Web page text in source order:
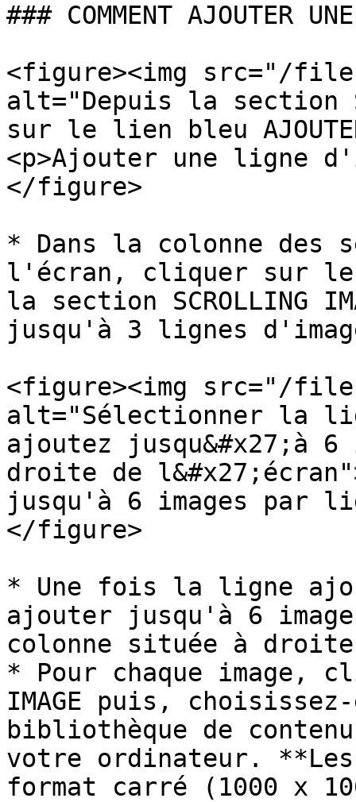
### COMMENT AJOUTER
<figure><img src="/files/
alt="Depuis la section
sur le lien bleu
<p>Ajouter une ligne
</figure>
* Dans la colonne des
l'écran, cliquer sur le
la section SCROLLING
jusqu'à 3 lignes
<figure><img src="/
alt="Sélectionner la
ajoutez jusqu&#x27;à
droite de
jusqu'à 6 images par
</figure>
* Une fois la ligne
ajouter jusqu'à 6
colonne située à
* Pour chaque image,
IMAGE puis,
bibliothèque de
votre ordinateur.
format carré (1000 x